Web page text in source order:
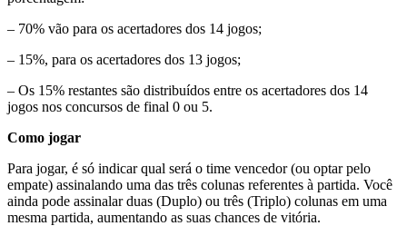
– 70% vão para os acertadores dos 14 jogos;
– 15%, para os acertadores dos 13 jogos;
– Os 15% restantes são distribuídos entre os acertadores dos 14
jogos nos concursos de final 0 ou 5.
Como jogar
Para jogar, é só indicar qual será o time vencedor (ou optar pelo
empate) assinalando uma das três colunas referentes à partida. Você
ainda pode assinalar duas (Duplo) ou três (Triplo) colunas em uma
mesma partida, aumentando as suas chances de vitória.